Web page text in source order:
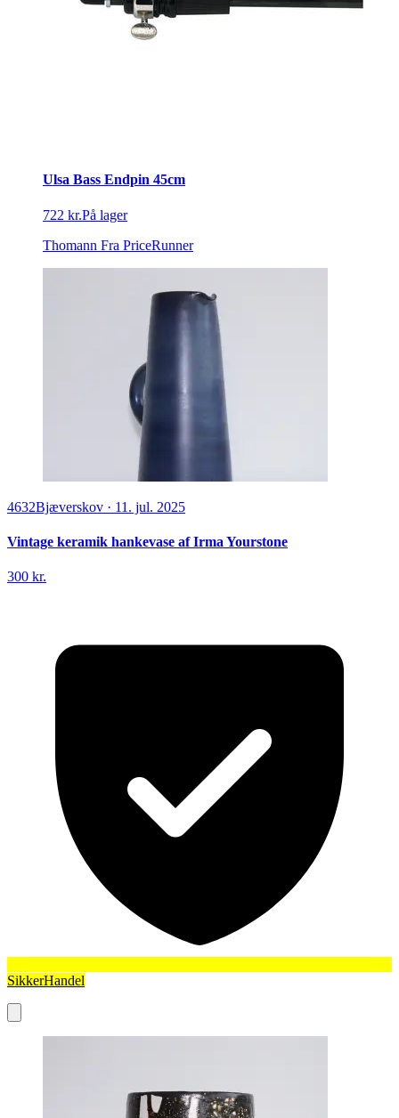
Ulsa Bass Endpin 45cm
722 kr.På lager
Thomann Fra PriceRunner
4632Bjæverskov · 11. jul. 2025
Vintage keramik hankevase af Irma Yourstone
300 kr.
SikkerHandel